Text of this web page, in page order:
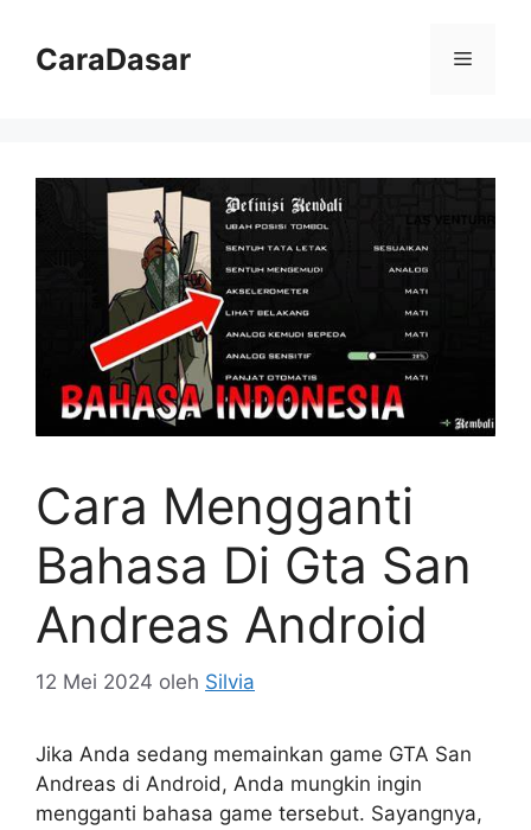
CaraDasar Menu
Cara Mengganti
Bahasa Di Gta San
Andreas Android
12 Mei 2024 oleh Silvia
Jika Anda sedang memainkan game GTA San
Andreas di Android, Anda mungkin ingin
mengganti bahasa game tersebut. Sayangnya,